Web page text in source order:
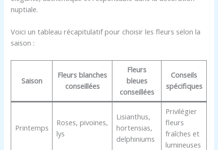
nuptiale.
Voici un tableau récapitulatif pour choisir les fleurs selon la
saison :
Saison
Fleurs blanches
conseillées
Fleurs
bleues
conseillées
Conseils
spécifiques
Printemps
Roses, pivoines,
lys
Lisianthus,
hortensias,
delphiniums
Privilégier
fleurs
fraîches et
lumineuses